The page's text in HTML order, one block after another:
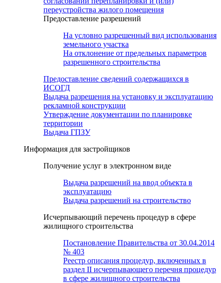
переустройства жилого помещения
Предоставление разрешений
На условно разрешенный вид использования
земельного участка
На отклонение от предельных параметров
разрешенного строительства
Предоставление сведений содержащихся в
ИСОГД
Выдача разрешения на установку и эксплуатацию
рекламной конструкции
Утверждение документации по планировке
территории
Выдача ГПЗУ
Информация для застройщиков
Получение услуг в электронном виде
Выдача разрешений на ввод объекта в
эксплуатацию
Выдача разрешений на строительство
Исчерпывающий перечень процедур в сфере
жилищного строительства
Постановление Правительства от 30.04.2014
№ 403
Реестр описания процедур, включенных в
раздел II исчерпывающего перечня процедур
в сфере жилищного строительства